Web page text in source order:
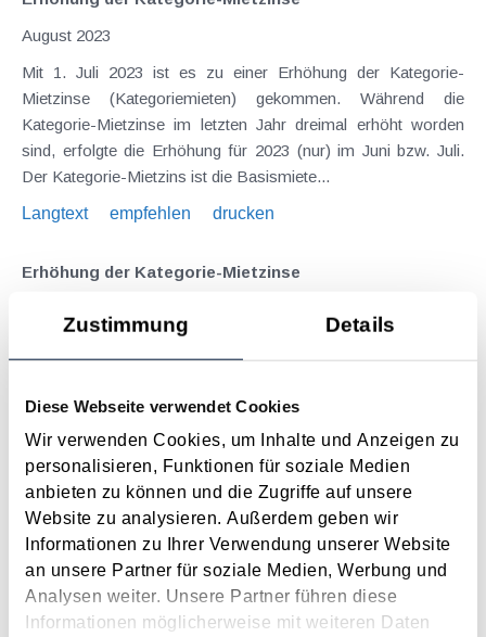
Zustimmung Details
Diese Webseite verwendet Cookies
Wir verwenden Cookies, um Inhalte und Anzeigen zu
personalisieren, Funktionen für soziale Medien
anbieten zu können und die Zugriffe auf unsere
Website zu analysieren. Außerdem geben wir
Informationen zu Ihrer Verwendung unserer Website
an unsere Partner für soziale Medien, Werbung und
Analysen weiter. Unsere Partner führen diese
Informationen möglicherweise mit weiteren Daten
August 2023
Mit 1. Juli 2023 ist es zu einer Erhöhung der Kategorie-
Mietzinse (Kategoriemieten) gekommen. Während die
Kategorie-Mietzinse im letzten Jahr dreimal erhöht worden
sind, erfolgte die Erhöhung für 2023 (nur) im Juni bzw. Juli.
Der Kategorie-Mietzins ist die Basismiete...
Langtext
empfehlen drucken
Erhöhung der Kategorie-Mietzinse
Mietzinse gekommen. Der Kategorie-Mietzins ist die
28.2.1994 abgeschlossen wurden. Bedeutsamer Parameter...
Langtext
empfehlen drucken
COVID-19-Hilfen - Ergänzung der FAQs zur
Bestandzinsenregelung
Mai 2022